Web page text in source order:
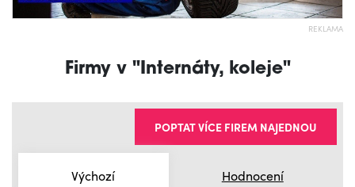
REKLAMA
Firmy v "Internáty, koleje"
Výchozí Hodnocení
POPTAT VÍCE FIREM NAJEDNOU